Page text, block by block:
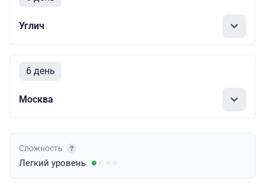
Углич
6 день
Москва
Сложность
Легкий уровень